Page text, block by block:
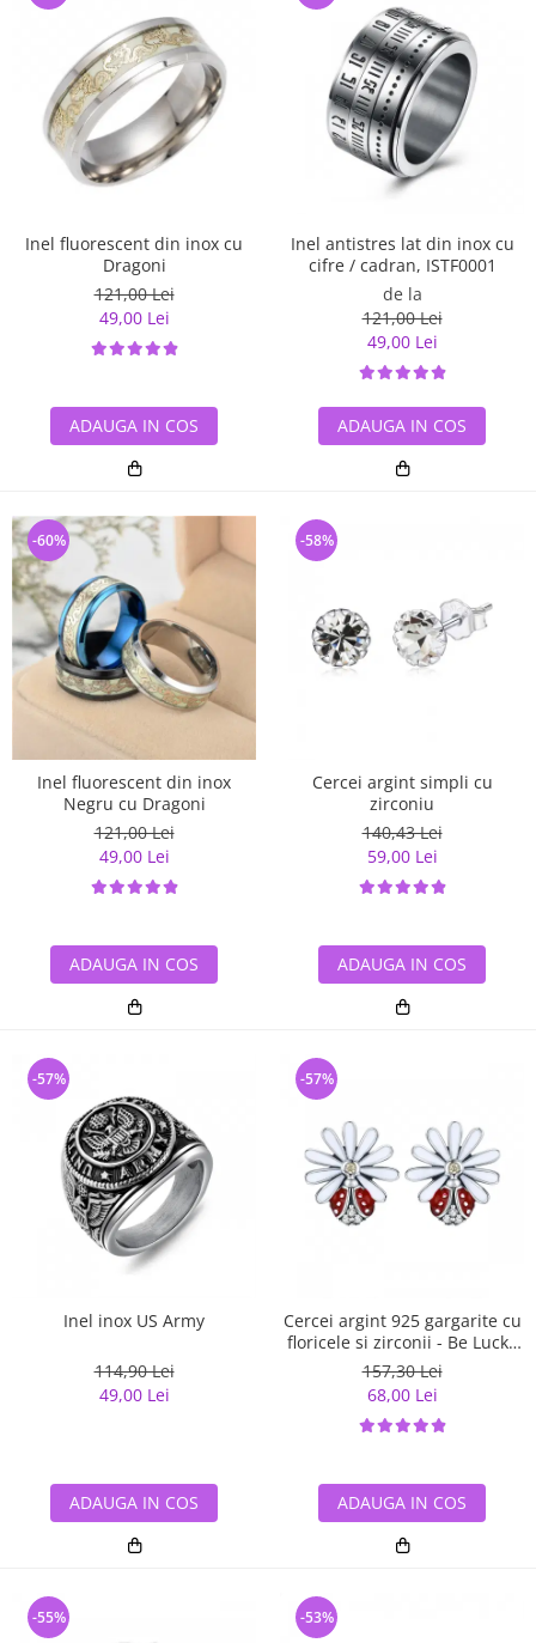
Inel fluorescent din inox cu
Dragoni
121,00 Lei
49,00 Lei
ADAUGA IN COS
Inel antistres lat din inox cu
cifre / cadran, ISTF0001
de la
121,00 Lei
49,00 Lei
ADAUGA IN COS
Inel fluorescent din inox
Negru cu Dragoni
121,00 Lei
49,00 Lei
-60%
ADAUGA IN COS
Cercei argint simpli cu
zirconiu
140,43 Lei
59,00 Lei
-58%
ADAUGA IN COS
Inel inox US Army
114,90 Lei
49,00 Lei
-57%
ADAUGA IN COS
Cercei argint 925 gargarite cu
floricele si zirconii - Be Lucky
EST0022
157,30 Lei
68,00 Lei
-57%
ADAUGA IN COS
-55% -53%